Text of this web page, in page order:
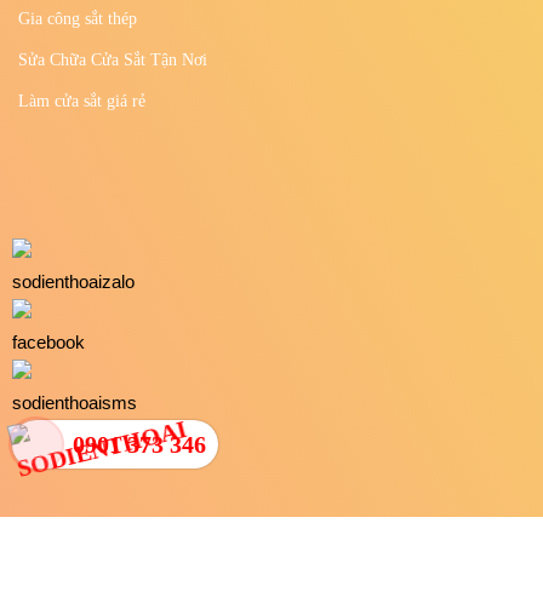
Sửa Chữa Cửa Sắt Tận Nơi
Làm cửa sắt giá rẻ
0901 373 346